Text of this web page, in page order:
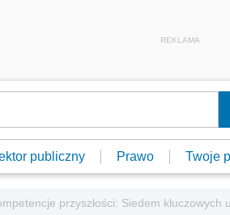
REKLAMA
publiczny Prawo Twoje
przyszłości: Siedem kluczowych